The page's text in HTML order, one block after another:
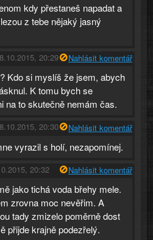
kdy přestaneš napadat a
z tebe nějaký jasný
20:29 Nahlásit komentář
Kdo si myslíš že jsem, abych
K tomu bych se
na to skutečně nemám čas.
20:30 Nahlásit komentář
vyrazil s holí, nezapomínej.
20:32 Nahlásit komentář
jako tichá voda břehy mele.
zrovna moc nevěřim. A
tady zmizelo poměrně dost
přijde krajně podezřelý.